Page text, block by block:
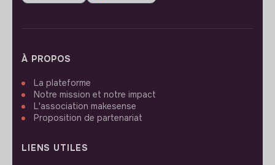
À PROPOS
La plateforme
Notre mission et notre impact
L'association makesense
Proposition de partenariat
LIENS UTILES